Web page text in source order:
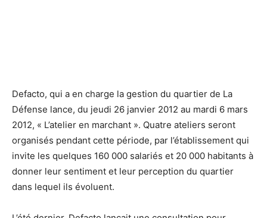
Defacto, qui a en charge la gestion du quartier de La
Défense lance, du jeudi 26 janvier 2012 au mardi 6 mars
2012, « L’atelier en marchant ». Quatre ateliers seront
organisés pendant cette période, par l’établissement qui
invite les quelques 160 000 salariés et 20 000 habitants à
donner leur sentiment et leur perception du quartier
dans lequel ils évoluent.